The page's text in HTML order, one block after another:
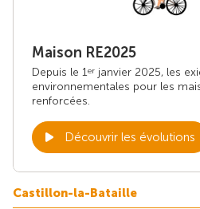
Maison RE2025
Depuis le 1er janvier 2025, les
environnementales pour les
renforcées.
Découvrir les évolutions
Castillon-la-Bataille